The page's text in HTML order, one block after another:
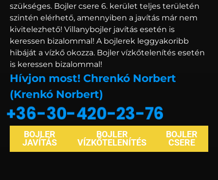
szükséges. Bojler csere 6. kerület teljes területén
szintén elérhető, amennyiben a javítás már nem
kivitelezhető! Villanybojler javítás esetén is
keressen bizalommal! A bojlerek leggyakoribb
hibáját a vízkő okozza. Bojler vízkőtelenítés esetén
is keressen bizalommal!
Hívjon most! Chrenkó Norbert
(Krenkó Norbert)
+36-30-420-23-76
BOJLER
JAVÍTÁS
BOJLER
VÍZKŐTELENÍTÉS
BOJLER
CSERE